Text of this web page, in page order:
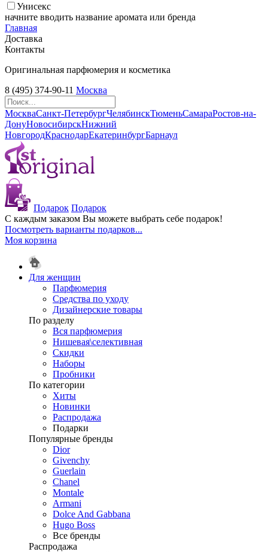
Унисекс
начните вводить название аромата или бренда
Главная
Доставка
Контакты
Оригинальная парфюмерия и косметика
8 (495) 374-90-11 Москва
МоскваСанкт-ПетербургЧелябинскТюменьСамараРостов-на-
ДонуНовосибирскНижний
НовгородКраснодарЕкатеринбургБарнаул
Подарок Подарок
С каждым заказом Вы можете выбрать себе подарок!
Посмотреть варианты подарков...
Моя корзина
Для женщин
Парфюмерия
Средства по уходу
Дизайнерские товары
По разделу
Вся парфюмерия
Нишевая\селективная
Скидки
Наборы
Пробники
По категории
Хиты
Новинки
Распродажа
Подарки
Популярные бренды
Dior
Givenchy
Guerlain
Chanel
Montale
Armani
Dolce And Gabbana
Hugo Boss
Все бренды
Распродажа